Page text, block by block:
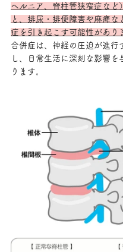
ヘルニア、脊柱管狭窄症など
と、排尿・排便障害や麻痺な
症を引き起こす可能性があり
合併症は、神経の圧迫が進行
し、日常生活に深刻な影響を
ります。